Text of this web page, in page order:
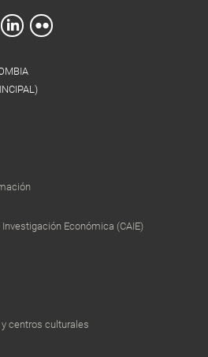
Económica (CAIE)
centros culturales